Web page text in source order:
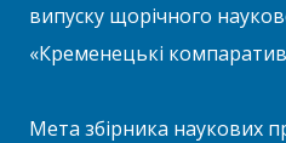
випуску щорічного
«Кременецькі
Мета збірника наукових